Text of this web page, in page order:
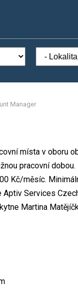
Manager
místa v oboru
pracovní
Kč/měsíc.
Services
Martina